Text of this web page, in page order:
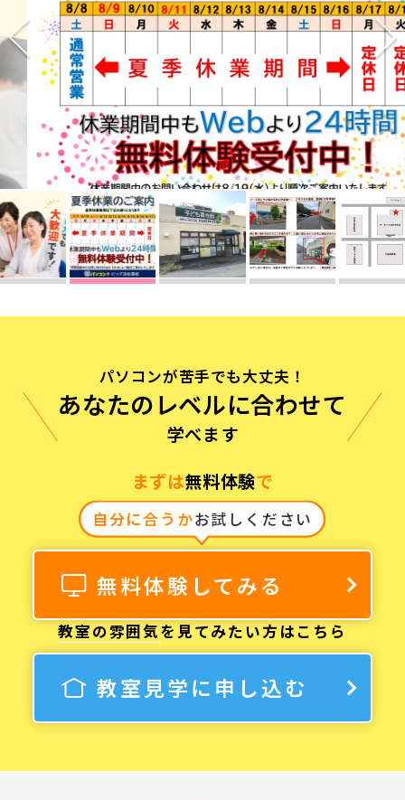
無料体験に申し込む
0120-868-003
受付時間／9:00〜18:00 土日祝休み
パソコンが苦手でも大丈夫！
あなたのレベルに合わせて
学べます
まずは無料体験で
自分に合うかお試しください
無料体験してみる
教室の雰囲気を見てみたい方はこちら
教室見学に申し込む